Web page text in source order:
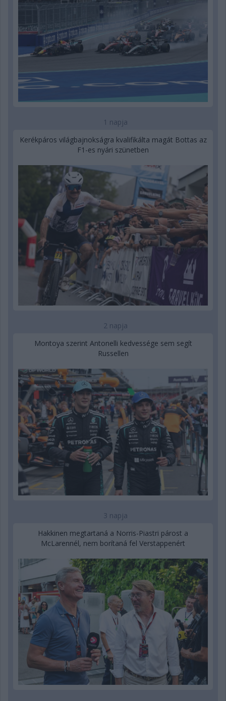
1 napja
Kerékpáros világbajnokságra kvalifikálta magát Bottas az
F1-es nyári szünetben
2 napja
Montoya szerint Antonelli kedvessége sem segít
Russellen
3 napja
Hakkinen megtartaná a Norris-Piastri párost a
McLarennél, nem borítaná fel Verstappenért